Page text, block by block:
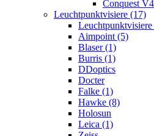
Conquest
Leuchtpunktvisiere (17)
Leuchtpunktvisiere
Aimpoint (5)
Blaser (1)
Burris (1)
DDoptics
Docter
Falke (1)
Hawke (8)
Holosun
Leica (1)